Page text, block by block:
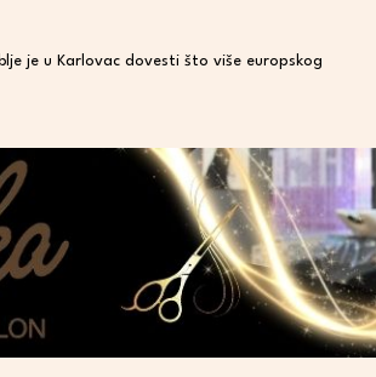
je u Karlovac dovesti što više europskog